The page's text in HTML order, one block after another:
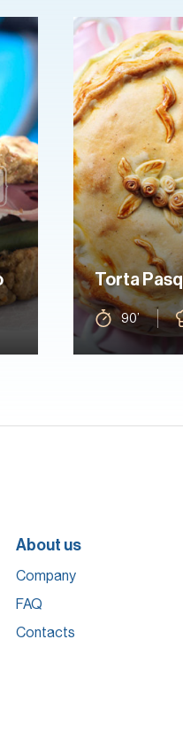
Torta
90’
About us
Company
FAQ
Contacts